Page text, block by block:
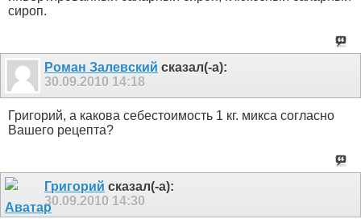
сироп.
Роман Залевский сказал(-а):
30.09.2010 14:18
Григорий, а какова себестоимость 1 кг. микса согласно
Вашего рецепта?
Григорий сказал(-а):
30.09.2010 14:30